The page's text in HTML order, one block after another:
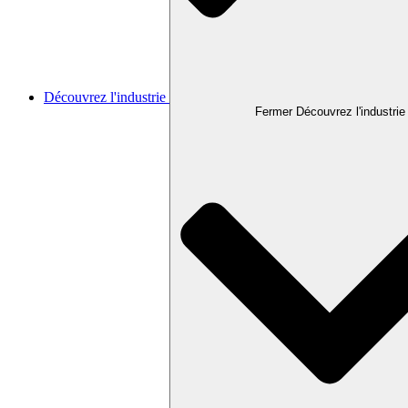
Découvrez l'industrie
Fermer Découvrez l'industrie